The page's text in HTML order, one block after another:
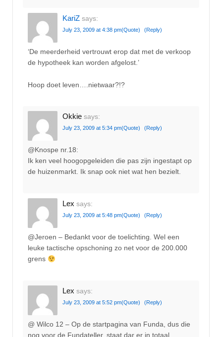
KariZ says:
July 23, 2009 at 4:38 pm(Quote) (Reply)
‘De meerderheid vertrouwt erop dat met de verkoop
de hypotheek kan worden afgelost.’
Hoop doet leven….nietwaar?!?
Okkie says:
July 23, 2009 at 5:34 pm(Quote) (Reply)
@Knospe nr.18:
Ik ken veel hoogopgeleiden die pas zijn ingestapt op
de huizenmarkt. Ik snap ook niet wat hen bezielt.
Lex says:
July 23, 2009 at 5:48 pm(Quote) (Reply)
@Jeroen – Bedankt voor de toelichting. Wel een
leuke tactische opschoning zo net voor de 200.000
grens
Lex says:
July 23, 2009 at 5:52 pm(Quote) (Reply)
@ Wilco 12 – Op de startpagina van Funda, dus die
nog voor de Fundateller, staat dar er in totaal